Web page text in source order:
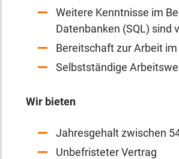
Weitere Kenntnisse im
Datenbanken (SQL) sind
Bereitschaft zur Arbeit
Selbstständige
Wir bieten
Jahresgehalt zwischen
Unbefristeter Vertrag